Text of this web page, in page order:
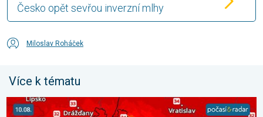
Česko opět sevřou inverzní mlhy
Miloslav Roháček
Více k tématu
Výrazně vysoké teploty se vrátí v neděli. Ochlazení jen krátké.